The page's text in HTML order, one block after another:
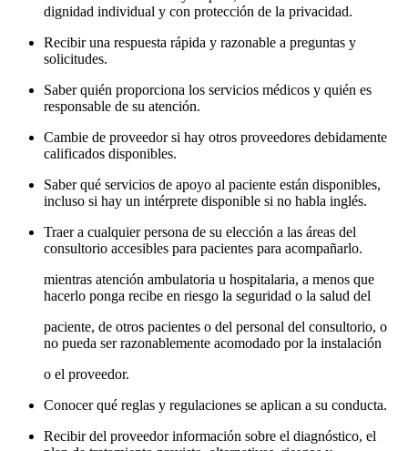
dignidad individual y con protección de la privacidad.
Recibir una respuesta rápida y razonable a preguntas y
solicitudes.
Saber quién proporciona los servicios médicos y quién es
responsable de su atención.
Cambie de proveedor si hay otros proveedores debidamente
calificados disponibles.
Saber qué servicios de apoyo al paciente están disponibles,
incluso si hay un intérprete disponible si no habla inglés.
Traer a cualquier persona de su elección a las áreas del
consultorio accesibles para pacientes para acompañarlo.
mientras atención ambulatoria u hospitalaria, a menos que
hacerlo ponga recibe en riesgo la seguridad o la salud del
paciente, de otros pacientes o del personal del consultorio, o
no pueda ser razonablemente acomodado por la instalación
o el proveedor.
Conocer qué reglas y regulaciones se aplican a su conducta.
Recibir del proveedor información sobre el diagnóstico, el